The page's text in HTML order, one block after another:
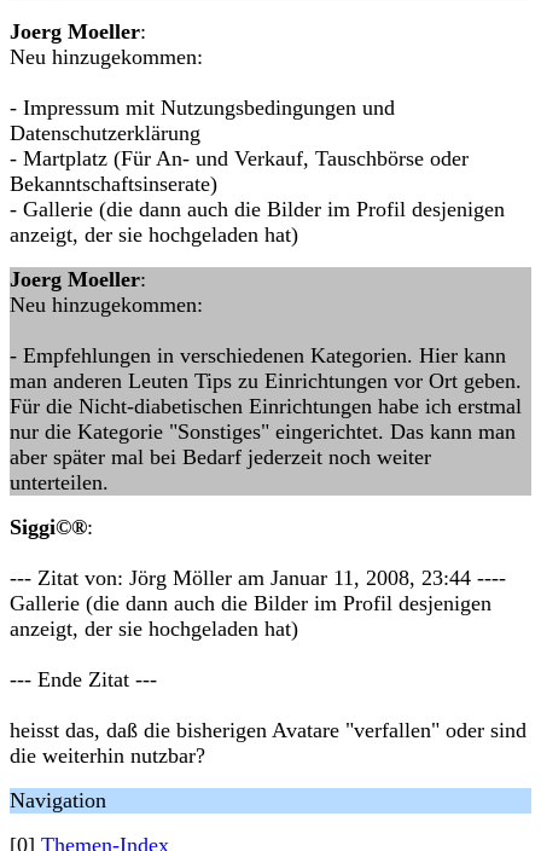
Joerg Moeller:
Neu hinzugekommen:
- Impressum mit Nutzungsbedingungen und
Datenschutzerklärung
- Martplatz (Für An- und Verkauf, Tauschbörse oder
Bekanntschaftsinserate)
- Gallerie (die dann auch die Bilder im Profil desjenigen
anzeigt, der sie hochgeladen hat)
Joerg Moeller:
Neu hinzugekommen:
- Empfehlungen in verschiedenen Kategorien. Hier kann
man anderen Leuten Tips zu Einrichtungen vor Ort geben.
Für die Nicht-diabetischen Einrichtungen habe ich erstmal
nur die Kategorie "Sonstiges" eingerichtet. Das kann man
aber später mal bei Bedarf jederzeit noch weiter
unterteilen.
Siggi©®:
--- Zitat von: Jörg Möller am Januar 11, 2008, 23:44 ----
Gallerie (die dann auch die Bilder im Profil desjenigen
anzeigt, der sie hochgeladen hat)
--- Ende Zitat ---
heisst das, daß die bisherigen Avatare "verfallen" oder sind
die weiterhin nutzbar?
Navigation
[0] Themen-Index